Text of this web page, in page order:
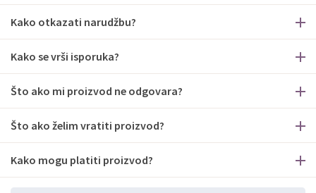
Kako otkazati narudžbu?
Kako se vrši isporuka?
Što ako mi proizvod ne odgovara?
Što ako želim vratiti proizvod?
Kako mogu platiti proizvod?